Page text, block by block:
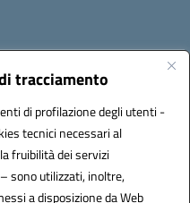
tracciamento
di profilazione degli utenti -
tecnici necessari al
fruibilità dei servizi
sono utilizzati, inoltre,
a disposizione da Web
- 91025 Marsala